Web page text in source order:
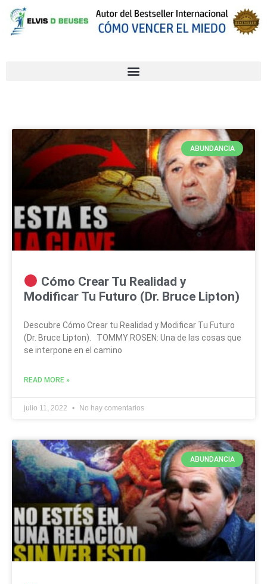
ABUNDANCIA
Cómo Crear Tu Realidad y
Modificar Tu Futuro (Dr. Bruce Lipton)
Descubre Cómo Crear tu Realidad y Modificar Tu Futuro
(Dr. Bruce Lipton). TOMMY ROSEN: Una de las cosas que
se interpone en el camino
READ MORE »
julio 11, 2022 No hay comentarios
ABUNDANCIA